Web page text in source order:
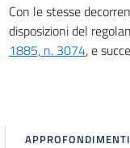
art. 35
art. 37
Con le stesse
disposizioni del
1885, n. 3074, e
APPROFONDIMENTI